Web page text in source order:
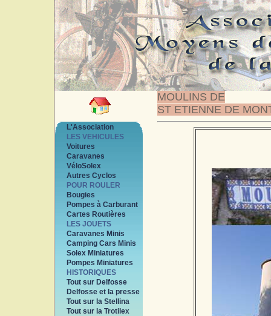
MOULINS DE
ST ETIENNE DE
L'Association
LES VEHICULES
Voitures
Caravanes
VéloSolex
Autres Cyclos
POUR ROULER
Bougies
Pompes à Carburant
Cartes Routières
LES JOUETS
Caravanes Minis
Camping Cars Minis
Solex Miniatures
Pompes Miniatures
HISTORIQUES
Tout sur Delfosse
Delfosse et la presse
Tout sur la Stellina
Tout sur la Trotilex